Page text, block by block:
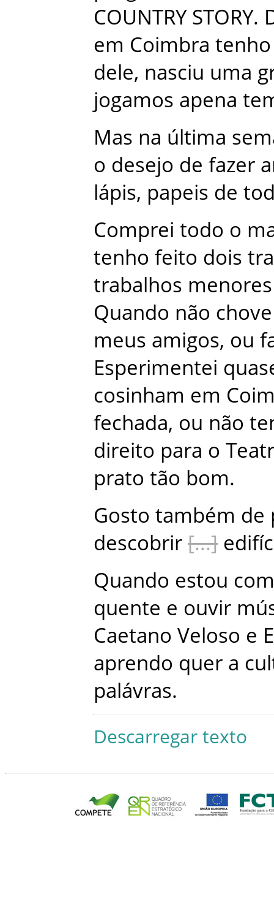
COUNTRY STORY.
em Coimbra tenho
dele, nasciu uma
jogamos apena
Mas na última
o desejo de fazer
lápis, papeis de
Comprei todo o
tenho feito dois
trabalhos menores
Quando não chove
meus amigos, ou
Esperimentei
cosinham em
fechada, ou não
direito para o
prato tão bom.
Gosto também de
descobrir
Quando estou com
quente e ouvir
Caetano Veloso e
aprendo quer a
palávras.
Descarregar texto